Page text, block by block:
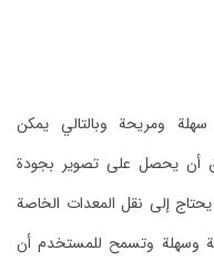
ومريحة وبالتالي يمكن
أن يحصل على تصوير بجودة
إلى نقل المعدات الخاصة
وسهلة وتسمح للمستخدم أن